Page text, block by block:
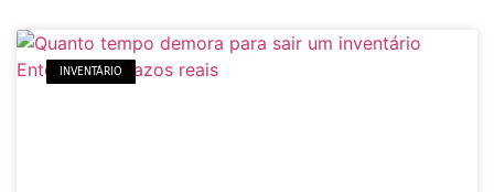
INVENTÁRIO